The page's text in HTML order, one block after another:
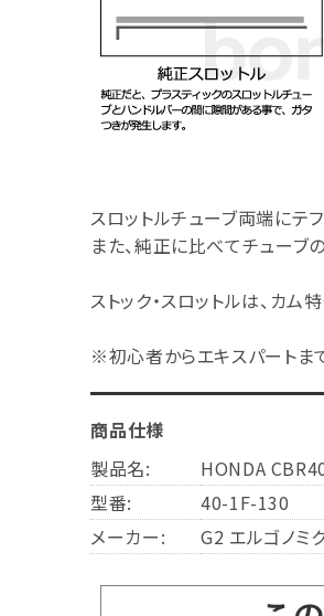
スロットルチューブ両端にテ
また、純正に比べてチューブ
ストック・スロットルは、カ
※初心者からエキスパートまで
商品仕様
製品名:
HONDA
型番:
40-1F-130
メーカー:
G2 エルゴノミ